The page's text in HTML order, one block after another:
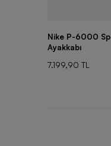
Nike P-6000
Ayakkabı
7.199,90 TL